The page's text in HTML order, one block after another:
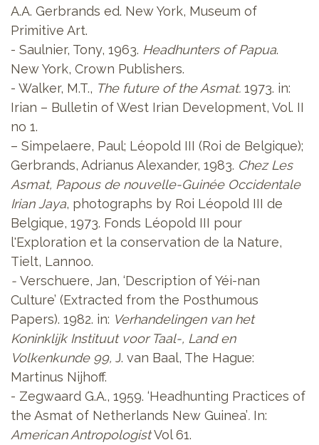
A.A. Gerbrands ed. New York, Museum of
Primitive Art.
- Saulnier, Tony, 1963. Headhunters of Papua.
New York, Crown Publishers.
- Walker, M.T., The future of the Asmat. 1973. in:
Irian – Bulletin of West Irian Development, Vol. II
no 1.
– Simpelaere, Paul; Léopold III (Roi de Belgique);
Gerbrands, Adrianus Alexander, 1983. Chez Les
Asmat, Papous de nouvelle-Guinée Occidentale
Irian Jaya, photographs by Roi Léopold III de
Belgique, 1973. Fonds Léopold III pour
l'Exploration et la conservation de la Nature,
Tielt, Lannoo.
- Verschuere, Jan, ‘Description of Yéi-nan
Culture’ (Extracted from the Posthumous
Papers). 1982. in: Verhandelingen van het
Koninklijk Instituut voor Taal-, Land en
Volkenkunde 99, J. van Baal, The Hague:
Martinus Nijhoff.
- Zegwaard G.A., 1959. ‘Headhunting Practices of
the Asmat of Netherlands New Guinea’. In:
American AntropologistVol 61.